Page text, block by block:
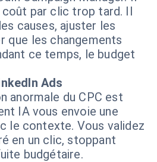
coût par clic trop tard. Il
causes, ajuster les
que les changements
ce temps, le budget
Ads
anormale du CPC est
IA vous envoie une
le contexte. Vous validez
en un clic, stoppant
budgétaire.